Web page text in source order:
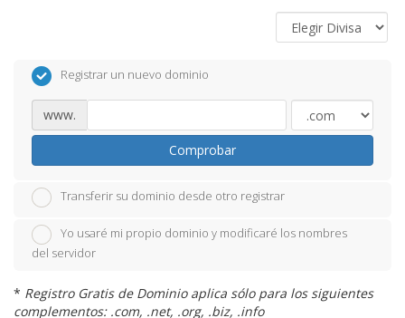
Registrar un nuevo dominio
www.
Comprobar
Transferir su dominio desde otro registrar
Yo usaré mi propio dominio y modificaré los nombres
del servidor
* Registro Gratis de Dominio aplica sólo para los siguientes
complementos: .com, .net, .org, .biz, .info